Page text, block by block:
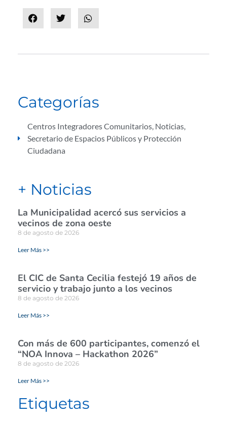
Categorías
Centros Integradores Comunitarios, Noticias,
Secretario de Espacios Públicos y Protección
Ciudadana
+ Noticias
La Municipalidad acercó sus servicios a
vecinos de zona oeste
8 de agosto de 2026
Leer Más >>
El CIC de Santa Cecilia festejó 19 años de
servicio y trabajo junto a los vecinos
8 de agosto de 2026
Leer Más >>
Con más de 600 participantes, comenzó el
“NOA Innova – Hackathon 2026”
8 de agosto de 2026
Leer Más >>
Etiquetas